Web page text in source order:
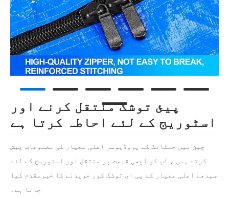
پیئ توشک منتقل کرنے اور
اسٹوریج کے لئے احاطہ کرتا ہے
چین میں جنکانگ کے پروڈیوسر اعلی معیار کی مصنوعات پیش
کرتے ہیں ، آپ کو اچھی قیمت پر منتقل اور اسٹوریج کے لئے
سیدھے اعلی معیار کے پی ای توشک کور خریدنے کا خیرمقدم کیا
جاتا ہے۔